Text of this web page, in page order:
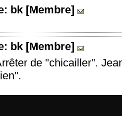
bk [Membre]
bk [Membre]
de "chicailler".